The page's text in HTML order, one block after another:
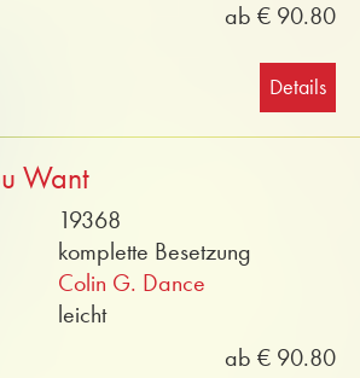
ab € 90.80
Details
Want
19368
komplette Besetzung
Colin G. Dance
leicht
ab € 90.80